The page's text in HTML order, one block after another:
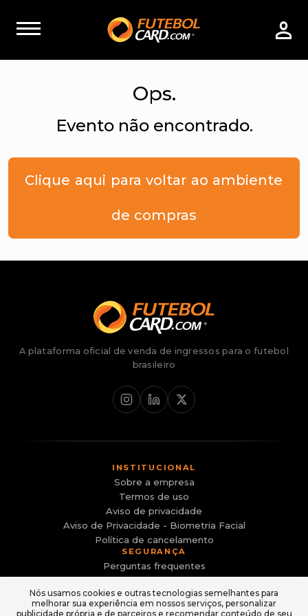
Ops.
Evento não encontrado.
Clique aqui para voltar ao ambiente
de compras
A plataforma oficial de venda de ingressos para o futebol
brasileiro
INSTITUCIONAL
Sobre a empresa
Termos de uso
Aviso de privacidade
Aviso de Privacidade - Biometria Facial
Política de cancelamento
SEGURANÇA
Perguntas frequentes
Canal de Denúncias
Evite sites falsos e golpes
ACESSO
Nós usamos cookies e outras tecnologias semelhantes para
melhorar sua experiência em nossos serviços, personalizar
publicidade própria e de parceiros e recomendar conteúdo de seu